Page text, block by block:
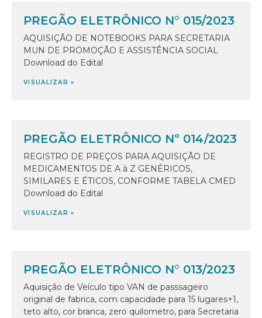
PREGÃO ELETRÔNICO N° 015/2023
AQUISIÇÃO DE NOTEBOOKS PARA SECRETARIA
MUN DE PROMOÇÃO E ASSISTÊNCIA SOCIAL
Download do Edital
VISUALIZAR »
PREGÃO ELETRÔNICO Nº 014/2023
REGISTRO DE PREÇOS PARA AQUISIÇÃO DE
MEDICAMENTOS DE A à Z GENÉRICOS,
SIMILARES E ÉTICOS, CONFORME TABELA CMED
Download do Edital
VISUALIZAR »
PREGÃO ELETRÔNICO N° 013/2023
Aquisição de Veículo tipo VAN de passsageiro
original de fabrica, com capacidade para 15 lugares+1,
teto alto, cor branca, zero quilometro, para Secretaria